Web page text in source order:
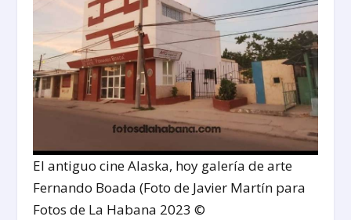
El antiguo cine Alaska, hoy galería de arte
Fernando Boada (Foto de Javier Martín para
Fotos de La Habana 2023 ©